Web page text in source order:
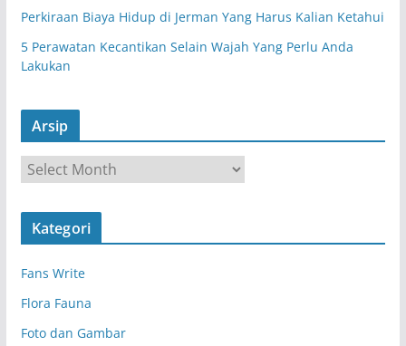
Perkiraan Biaya Hidup di Jerman Yang Harus Kalian Ketahui
5 Perawatan Kecantikan Selain Wajah Yang Perlu Anda
Lakukan
Arsip
r
s
Kategori
Fans Write
Flora Fauna
Foto dan Gambar